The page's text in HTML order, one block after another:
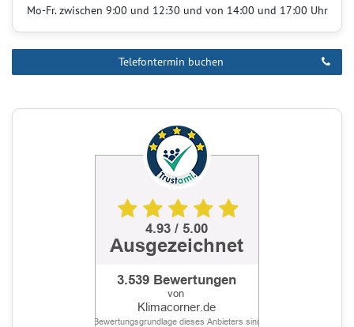
Mo-Fr. zwischen 9:00 und 12:30 und von 14:00 und 17:00 Uhr
Telefontermin buchen